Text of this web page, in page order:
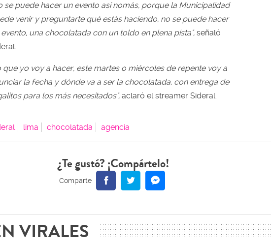
se puede hacer un evento así nomás, porque la Municipalidad
venir y preguntarte qué estás haciendo, no se puede hacer
una chocolatada con un toldo en plena pista", señaló
que yo voy a hacer, este martes o miércoles de repente voy a
la fecha y dónde va a ser la chocolatada, con entrega de
para los más necesitados", aclaró el streamer Sideral.
lima chocolatada agencia
¿Te gustó? ¡Compártelo!
VIRALES